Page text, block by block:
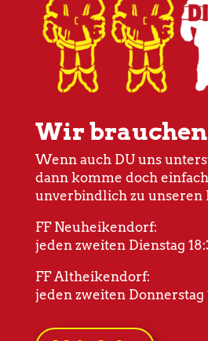
Wir
Wenn auch DU uns
dann komme doch
unverbindlich zu unseren
FF Neuheikendorf:
jeden zweiten Dienstag
FF Altheikendorf:
jeden zweiten Donnerstag